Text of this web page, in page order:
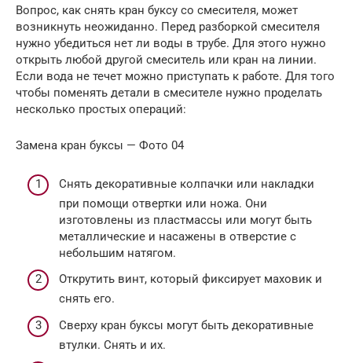
Вопрос, как снять кран буксу со смесителя, может
возникнуть неожиданно. Перед разборкой смесителя
нужно убедиться нет ли воды в трубе. Для этого нужно
открыть любой другой смеситель или кран на линии.
Если вода не течет можно приступать к работе. Для того
чтобы поменять детали в смесителе нужно проделать
несколько простых операций:
Замена кран буксы — Фото 04
Снять декоративные колпачки или накладки
при помощи отвертки или ножа. Они
изготовлены из пластмассы или могут быть
металлические и насажены в отверстие с
небольшим натягом.
Открутить винт, который фиксирует маховик и
снять его.
Сверху кран буксы могут быть декоративные
втулки. Снять и их.